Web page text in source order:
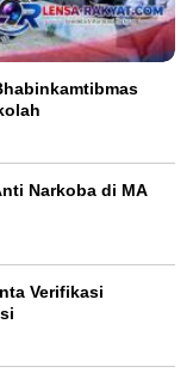
Narkoba di MA
Verifikasi